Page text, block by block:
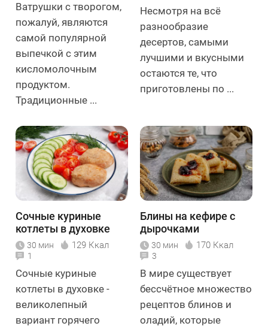
Ватрушки с творогом,
пожалуй, являются
самой популярной
выпечкой с этим
кисломолочным
продуктом.
Традиционные ...
Несмотря на всё
разнообразие
десертов, самыми
лучшими и вкусными
остаются те, что
приготовлены по ...
Сочные куриные
котлеты в духовке
30 мин 129 Ккал
1
Сочные куриные
котлеты в духовке -
великолепный
вариант горячего
Блины на кефире с
дырочками
30 мин 170 Ккал
3
В мире существует
бессчётное множество
рецептов блинов и
оладий, которые